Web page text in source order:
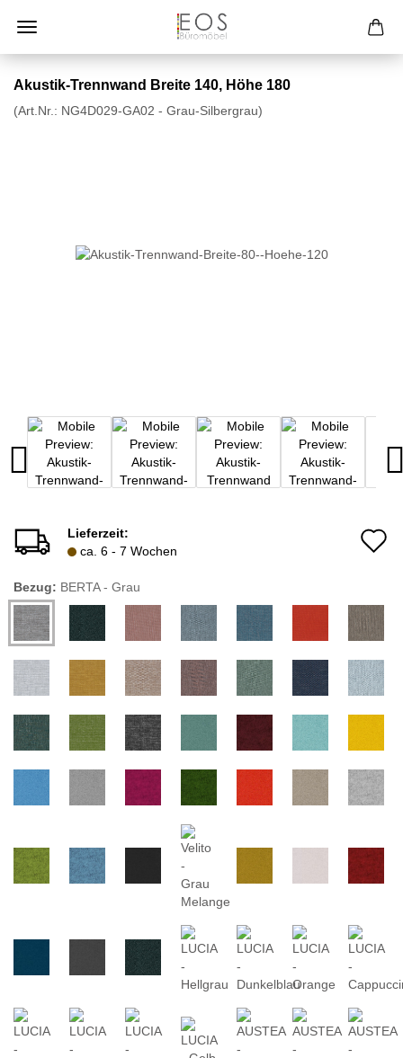
Akustik-Trennwand Breite 140, Höhe 180
(Art.Nr.: NG4D029-GA02 - Grau-Silbergrau)
Lieferzeit:
ca. 6 - 7 Wochen
Bezug: BERTA - Grau